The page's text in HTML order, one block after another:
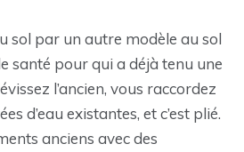
sol par un autre modèle au sol
santé pour qui a déjà tenu une
l’ancien, vous raccordez
d’eau existantes, et c’est plié.
anciens avec des